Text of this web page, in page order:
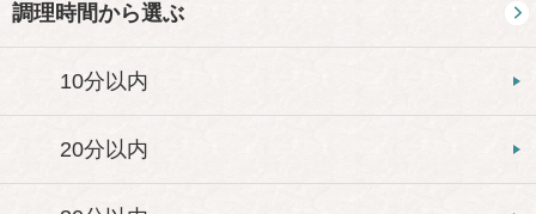
調理時間から選ぶ
10分以内
20分以内